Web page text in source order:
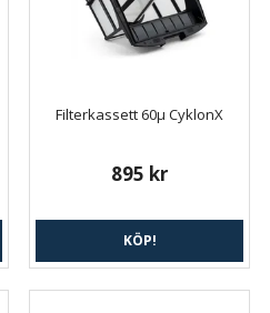
Filterkassett 60µ CyklonX
895 kr
KÖP!